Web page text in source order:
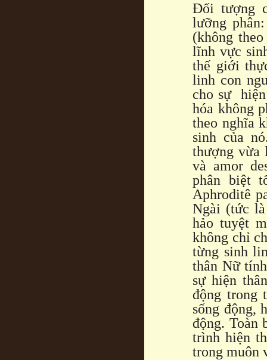
Đối tượng
lưỡng
(không
lĩnh vực
thế giới
linh con
cho sự
hóa không
theo nghĩa
sinh của
thượng vừa
và amor
phân biệt
Aphroditê
Ngài (tức
hảo tuyệt
không chỉ
từng sinh
thân Nữ
sự hiện
động trong
sống động,
động. Toàn
trình hiện
trong muôn